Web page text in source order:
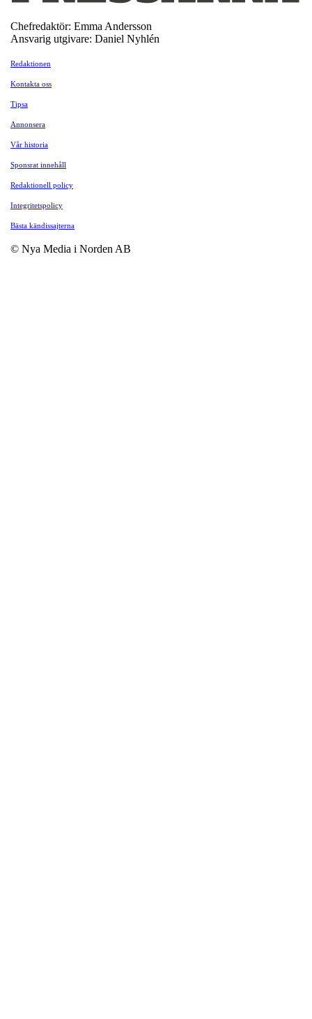
Chefredaktör: Emma Andersson
Ansvarig utgivare: Daniel Nyhlén
Redaktionen
Kontakta oss
Tipsa
Annonsera
Vår historia
Sponsrat innehåll
Redaktionell policy
Integritetspolicy
Bästa kändissajterna
© Nya Media i Norden AB